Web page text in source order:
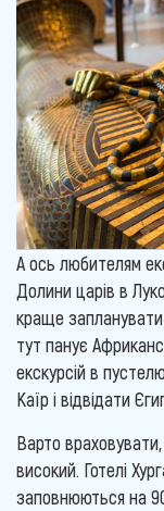
А ось любителям
Долини царів в
краще запланувати
тут панує
екскурсій в
Каїр і відвідати
Варто
високий. Готелі
заповнюються на